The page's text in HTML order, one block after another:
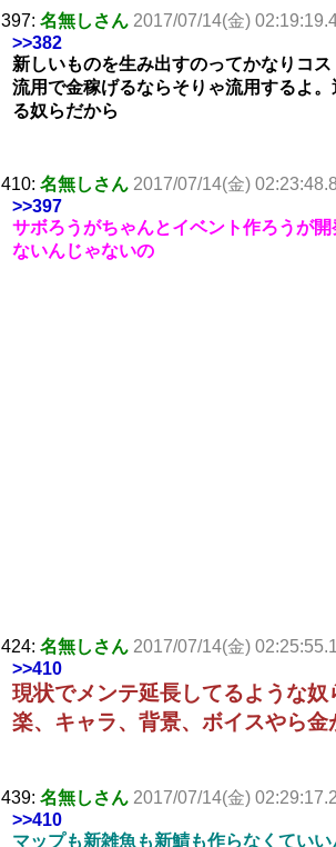
397: 名無しさん 2017/07/14(金)
>>382
新しいものを生み出すのってかなりコ
流用で金稼げるならそりゃ流用するよ
る奴らだから
410: 名無しさん 2017/07/14(金)
>>397
サボろうがちゃんとイベント作ろうが
ないんじゃないの
424: 名無しさん 2017/07/14(金)
>>410
現状でメンテ延長してるような
楽、キャラ、背景、ボイスやら
439: 名無しさん 2017/07/14(金)
>>410
マップも新雑魚も新鯖も作らなくてい